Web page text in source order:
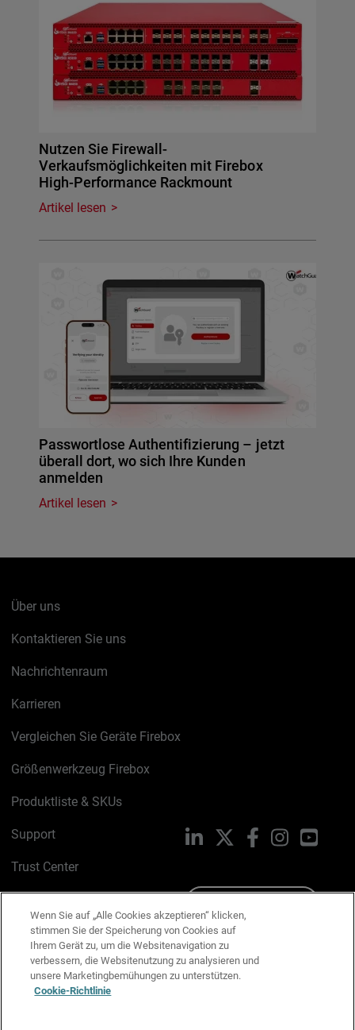
Nutzen Sie Firewall-
Verkaufsmöglichkeiten mit Firebox
High-Performance Rackmount
Artikel lesen
Passwortlose Authentifizierung – jetzt
überall dort, wo sich Ihre Kunden
anmelden
Artikel lesen
Über uns
Kontaktieren Sie uns
Nachrichtenraum
Karrieren
Vergleichen Sie Geräte Firebox
Größenwerkzeug Firebox
Produktliste & SKUs
Support
Trust Center
Cookie-Richtlinie
Datenschutzrichtlinie
Media & Brand Kit
LinkedIn FacebookInstagram
Wenn Sie auf „Alle Cookies akzeptieren“ klicken,
stimmen Sie der Speicherung von Cookies auf
Ihrem Gerät zu, um die Websitenavigation zu
verbessern, die Websitenutzung zu analysieren und
unsere Marketingbemühungen zu unterstützen.
Cookie-Richtlinie